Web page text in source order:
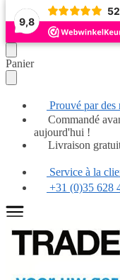
9,8
Continuer
la
navigation
Skip
to
main
Panier
Prouvé par des
Commandé
aujourd'hui !
Livraison
Service à la
+31 (0)35 628
Populaire
Populaire
Populaire
Populaire
Populaire
Populaire
À ne pas manquer
À ne pas manquer